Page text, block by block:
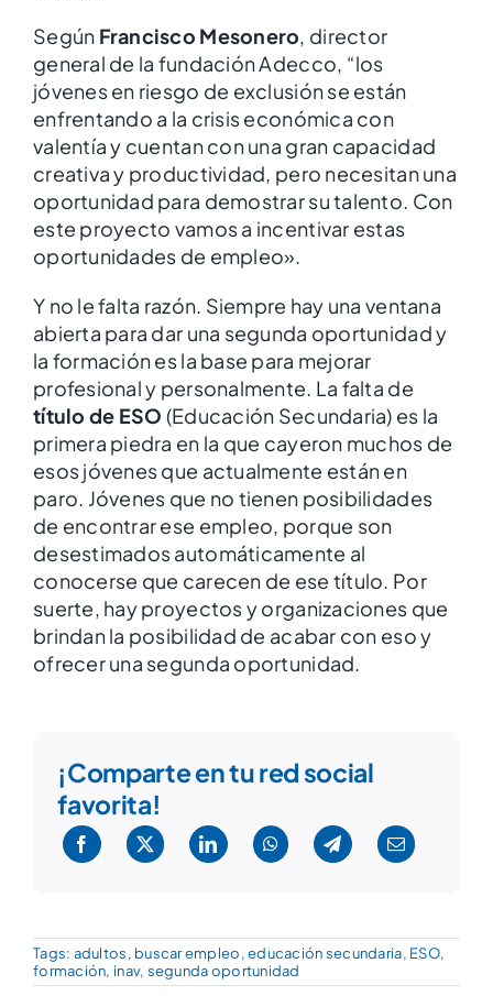
Según Francisco Mesonero, director
general de la fundación Adecco, “los
jóvenes en riesgo de exclusión se están
enfrentando a la crisis económica con
valentía y cuentan con una gran capacidad
creativa y productividad, pero necesitan una
oportunidad para demostrar su talento. Con
este proyecto vamos a incentivar estas
oportunidades de empleo».
Y no le falta razón. Siempre hay una ventana
abierta para dar una segunda oportunidad y
la formación es la base para mejorar
profesional y personalmente. La falta de
título de ESO (Educación Secundaria) es la
primera piedra en la que cayeron muchos de
esos jóvenes que actualmente están en
paro. Jóvenes que no tienen posibilidades
de encontrar ese empleo, porque son
desestimados automáticamente al
conocerse que carecen de ese título. Por
suerte, hay proyectos y organizaciones que
brindan la posibilidad de acabar con eso y
ofrecer una segunda oportunidad.
¡Comparte en tu red social
favorita!
Tags: adultos, buscar empleo,educación secundaria, ESO,
formación, inav, segunda oportunidad